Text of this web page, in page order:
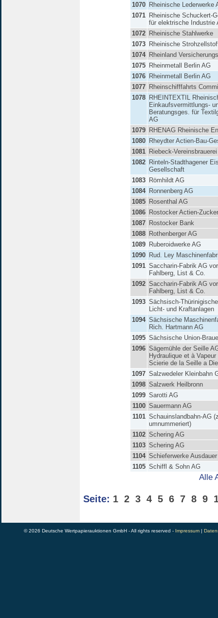
1070 Rheinische Lederwerke
1071 Rheinische Schuckert-
für elektrische Industrie
1072 Rheinische Stahlwerke
1073 Rheinische
1074 Rheinland
1075 Rheinmetall Berlin AG
1076 Rheinmetall Berlin AG
1077 Rheinschifffahrts
1078 RHEINTEXTIL
Einkaufsvermittlungs-
Beratungsges. für
AG
1079 RHENAG Rheinische
1080 Rheydter Actien-Bau-
1081 Riebeck-
1082 Rinteln-Stadthagener
Gesellschaft
1083 Römhildt AG
1084 Ronnenberg AG
1085 Rosenthal AG
1086 Rostocker Actien-
1087 Rostocker Bank
1088 Rothenberger AG
1089 Ruberoidwerke AG
1090 Rud. Ley
1091 Saccharin-Fabrik AG
Fahlberg, List & Co.
1092 Saccharin-Fabrik AG
Fahlberg, List & Co.
1093 Sächsisch-
Licht- und Kraftanlagen
1094 Sächsische
Rich. Hartmann AG
1095 Sächsische Union-
1096 Sägemühle der Seille
Hydraulique et à Vapeur
Scierie de la Seille a
1097 Salzwedeler Kleinbahn
1098 Salzwerk Heilbronn
1099 Sarotti AG
1100 Sauermann AG
1101 Schauinslandbahn-AG
umnummeriert)
1102 Schering AG
1103 Schering AG
1104 Schieferwerke
1105 Schiffl & Sohn AG
Alle
Seite: 1 2 3 4 5 6 7 8 9
© 2026 Deutsche Wertpapierauktionen GmbH - All rights reserved - Impressum|